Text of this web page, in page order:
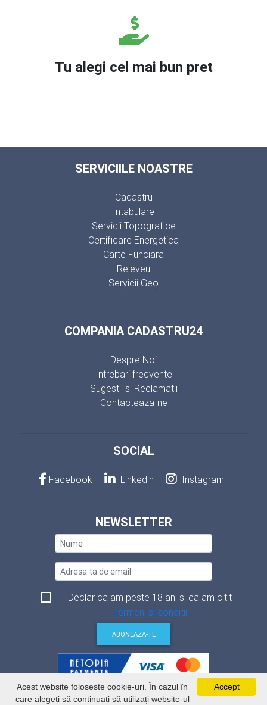
Tu alegi cel mai bun pret
SERVICIILE NOASTRE
Cadastru
Intabulare
Servicii Topografice
Certificare Energetica
Carte Funciara
Releveu
Servicii Geo
COMPANIA CADASTRU24
Despre Noi
Intrebari frecvente
Sugestii si Reclamatii
Contacteaza-ne
SOCIAL
Facebook Linkedin Instagram
NEWSLETTER
Declar ca am peste 18 ani si ca am citit
Termeni si conditii
ABONEAZA-TE
Termeni si conditii
Accept
Acest website foloseste cookie-uri. În cazul în
care alegeți să continuați să utilizați website-ul